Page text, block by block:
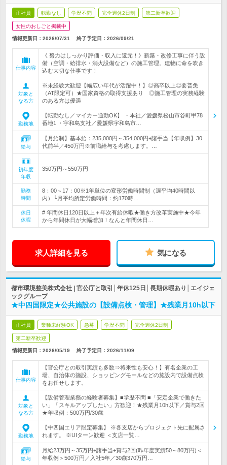
正社員 転勤なし 学歴不問 完全週休2日制 第二新卒歓迎
女性のおしごと掲載中
情報更新日：2026/07/31 終了予定日： 2026/09/21
仕事内容
《 努力はしっかり評価・収入に還元！》新築・改修工事に伴う設
備（空調・給排水・消火設備など）の施工管理。建物に命を吹き
込む大切な仕事です！
対象と
なる方
※未経験大歓迎【幅広い年代が活躍中！】◎高卒以上◎要普免
（AT限定可）★国家資格の取得支援あり ◎施工管理の実務経験
のある方は優遇
勤務地
【転勤なし／マイカー通勤OK】 ・本社／愛媛県松山市谷町甲78
番地1 ・宇和島支社／愛媛県宇和島市…
給与
【月給制】基本給：235,000円～354,000円+諸手当【年収例】30
代前半／450万円※前職給与を考慮します。…
初年度
年収
350万円～550万円
勤務
時間
8：00～17：00※1年単位の変形労働時間制（週平均40時間以
内）└月平均所定労働時間：約170時…
休日
休暇
# 年間休日120日以上＋年次有給休暇★働き方改革実施中★今年
から年間休日が大幅増加！なんと年間休日…
求人詳細を見る 気になる
都市環境整美株式会社 | 官公庁と取引│年休125日│長期休暇あり│エイジェ
ックグループ
★中四国限定★公共施設の【設備点検・管理】★残業月10h以下
正社員 業種未経験OK 急募 学歴不問 完全週休2日制
第二新卒歓迎
情報更新日：2026/05/19 終了予定日： 2026/11/09
仕事内容
【官公庁との取引実績も多数⇒将来性も安心！】有名企業の工
場、自治体の施設、ショッピングモールなどの施設内で設備点検
をお任せします。
対象と
なる方
【設備管理業務の経験者募集】■学歴不問 ■「安定企業で働きた
い」「スキルアップしたい」方歓迎！★残業月10h以下／賞与2回
★年収例：500万円/30歳
勤務地
【中四国エリア限定募集】 ※各支店からプロジェクト先に配属さ
れます。 ※UIターン歓迎 ＜支店一覧…
給与
月給23万円～35万円+諸手当+賞与2回(昨年度実績50～80万円)＜
年収例＞500万円／入社5年／30歳370万円…